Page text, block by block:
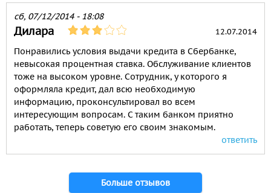
сб, 07/12/2014 - 18:08
Дилара 12.07.2014
Понравились условия выдачи кредита в Сбербанке,
невысокая процентная ставка. Обслуживание клиентов
тоже на высоком уровне. Сотрудник, у которого я
оформляла кредит, дал всю необходимую
информацию, проконсультировал во всем
интересующим вопросам. С таким банком приятно
работать, теперь советую его своим знакомым.
ответить
Больше отзывов